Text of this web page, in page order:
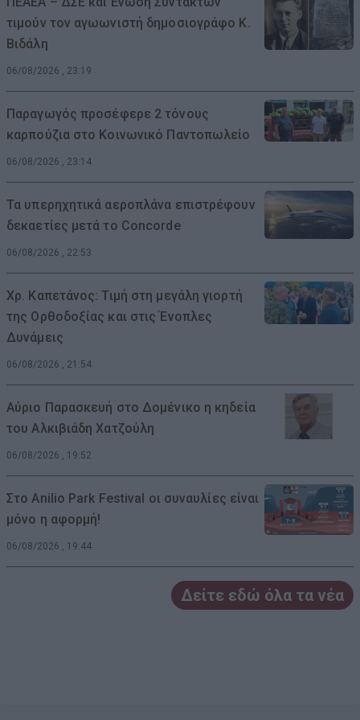
τιμούν τον αγωωνιστή δημοσιογράφο Κ.
Βιδάλη
06/08/2026 , 23:19
Παραγωγός προσέφερε 2 τόνους
καρπούζια στο Κοινωνικό Παντοπωλείο
06/08/2026 , 23:14
Τα υπερηχητικά αεροπλάνα επιστρέφουν
δεκαετίες μετά το Concorde
06/08/2026 , 22:53
Χρ. Καπετάνος: Τιμή στη μεγάλη γιορτή
της Ορθοδοξίας και στις Ένοπλες
Δυνάμεις
06/08/2026 , 21:54
Αύριο Παρασκευή στο Δομένικο η κηδεία
του Αλκιβιάδη Χατζούλη
06/08/2026 , 19:52
Στο Anilio Park Festival οι συναυλίες είναι
μόνο η αφορμή!
06/08/2026 , 19:44
Δείτε εδώ όλα τα νέα